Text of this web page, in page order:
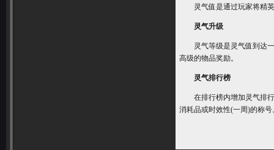
灵气值是通过玩家将精英
灵气升级
灵气等级是灵气值到达一
高级的物品奖励。
灵气排行榜
在排行榜内增加灵气排行
消耗品或时效性(一周)的称号